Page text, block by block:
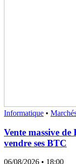
Informatique •
Vente massive
vendre ses BTC
06/08/2026 • 18:00